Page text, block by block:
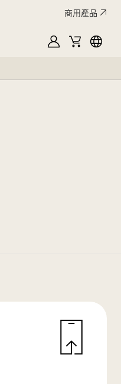
商用產品
MyLG購